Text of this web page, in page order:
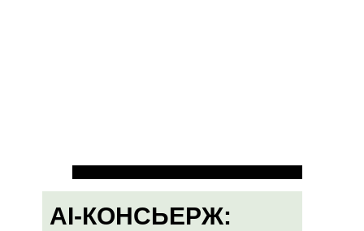
AI-КОНСЬЕРЖ: